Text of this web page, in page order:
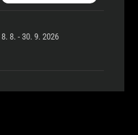
8. 8. - 30. 9. 2026